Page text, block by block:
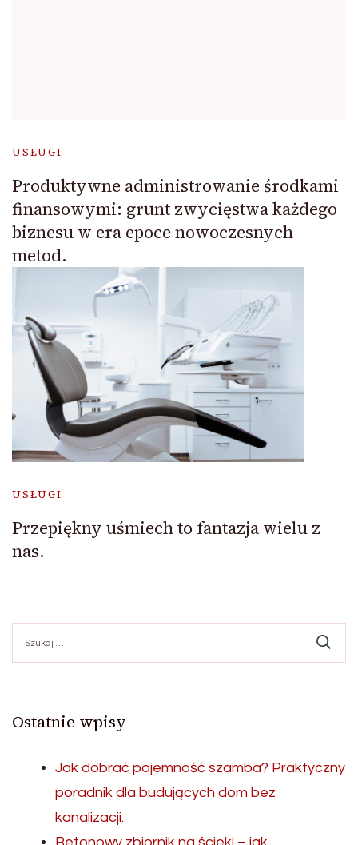
USŁUGI
Produktywne administrowanie środkami
finansowymi: grunt zwycięstwa każdego
biznesu w era epoce nowoczesnych
metod.
USŁUGI
Przepiękny uśmiech to fantazja wielu z
nas.
Ostatnie wpisy
Jak dobrać pojemność szamba? Praktyczny
poradnik dla budujących dom bez
kanalizacji.
Betonowy zbiornik na ścieki – jak